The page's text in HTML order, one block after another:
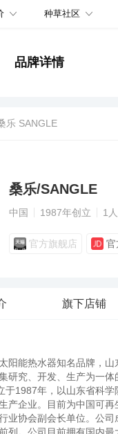
种草社区
品牌详情
乐 SANGLE
桑乐/SANGLE
中国 1987年创立 1
官方旗舰店 官
旗下店铺
阳能热水器知名品牌，
研究、开发、生产为一体
1987年，以山东省科学
产企业。目前为中国可
业协会副会长单位。公